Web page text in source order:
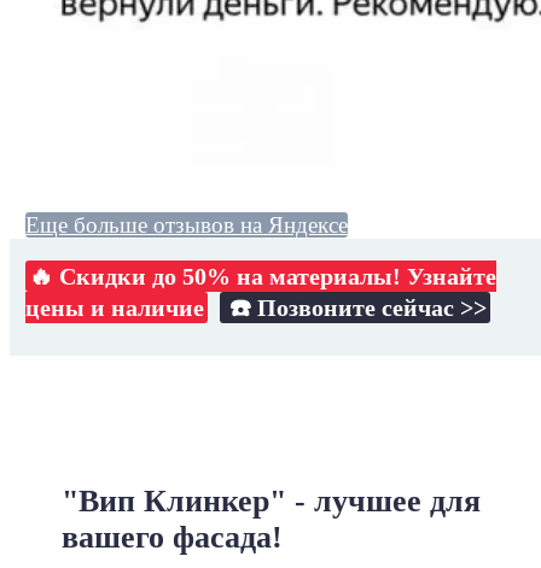
Еще больше отзывов на Яндексе
🔥 Скидки до 50% на материалы! Узнайте
цены и наличие
☎️ Позвоните сейчас >>
"Вип Клинкер" - лучшее для
вашего фасада!